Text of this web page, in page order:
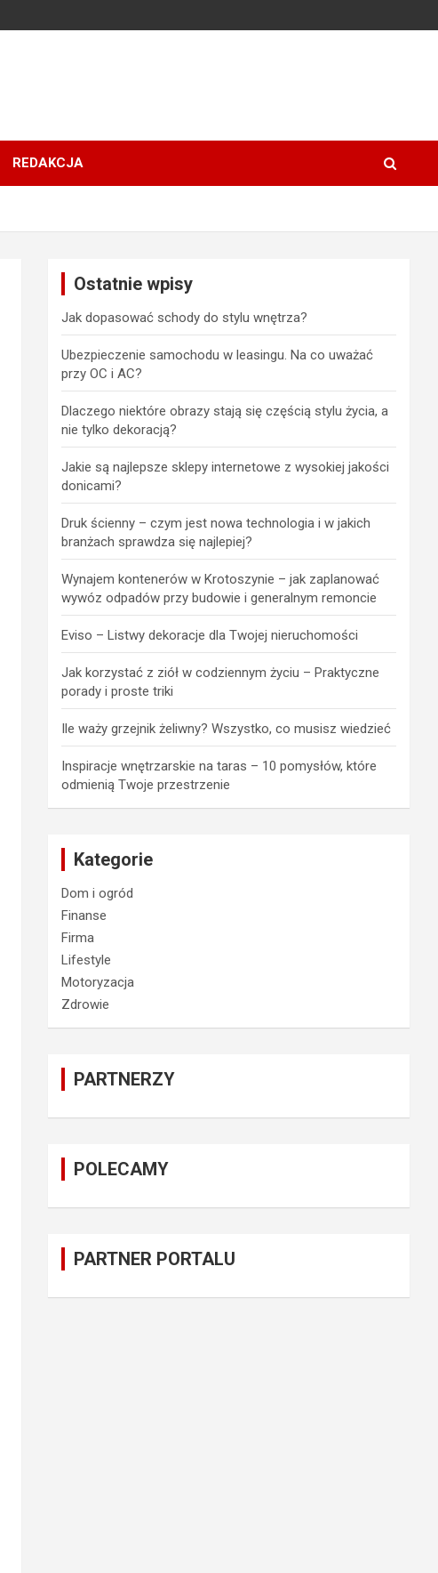
REDAKCJA
Ostatnie wpisy
Jak dopasować schody do stylu wnętrza?
Ubezpieczenie samochodu w leasingu. Na co uważać
przy OC i AC?
Dlaczego niektóre obrazy stają się częścią stylu życia, a
nie tylko dekoracją?
Jakie są najlepsze sklepy internetowe z wysokiej jakości
donicami?
Druk ścienny – czym jest nowa technologia i w jakich
branżach sprawdza się najlepiej?
Wynajem kontenerów w Krotoszynie – jak zaplanować
wywóz odpadów przy budowie i generalnym remoncie
Eviso – Listwy dekoracje dla Twojej nieruchomości
Jak korzystać z ziół w codziennym życiu – Praktyczne
porady i proste triki
Ile waży grzejnik żeliwny? Wszystko, co musisz wiedzieć
Inspiracje wnętrzarskie na taras – 10 pomysłów, które
odmienią Twoje przestrzenie
Kategorie
Dom i ogród
Finanse
Firma
Lifestyle
Motoryzacja
Zdrowie
PARTNERZY
POLECAMY
PARTNER PORTALU